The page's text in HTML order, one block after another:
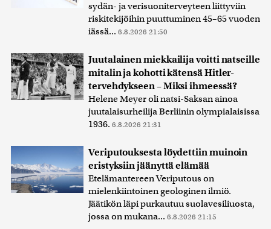
sydän- ja verisuoniterveyteen liittyviin
riskitekijöihin puuttuminen 45–65 vuoden
iässä... 6.8.2026 21:50
Juutalainen miekkailija voitti natseille
mitalin ja kohotti kätensä Hitler-
tervehdykseen – Miksi ihmeessä?
Helene Meyer oli natsi-Saksan ainoa
juutalaisurheilija Berliinin olympialaisissa
1936. 6.8.2026 21:31
Veriputouksesta löydettiin muinoin
eristyksiin jäänyttä elämää
Etelämantereen Veriputous on
mielenkiintoinen geologinen ilmiö.
Jäätikön läpi purkautuu suolavesiliuosta,
jossa on mukana... 6.8.2026 21:15